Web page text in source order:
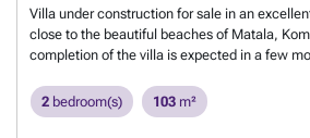
Villa under construction for sale in an
close to the beautiful beaches of Matala,
completion of the villa is expected in a few
construction. Details: - Plot area: 2573.92 sq
sq m - Semi-outdoor space: 12.90 sq m -
2 bedroom(s) 103 m²